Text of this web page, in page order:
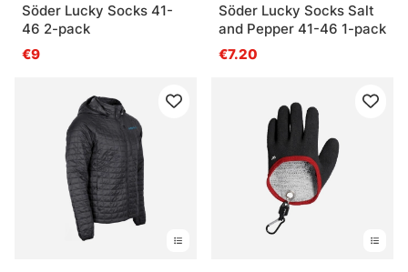
Söder Lucky Socks 41-
46 2-pack
€9
Söder Lucky Socks Salt
and Pepper 41-46 1-pack
€7.20